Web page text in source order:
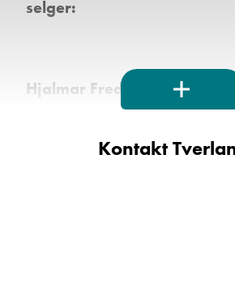
selger:
Hjalmar Fredriksen mob:
Kontakt